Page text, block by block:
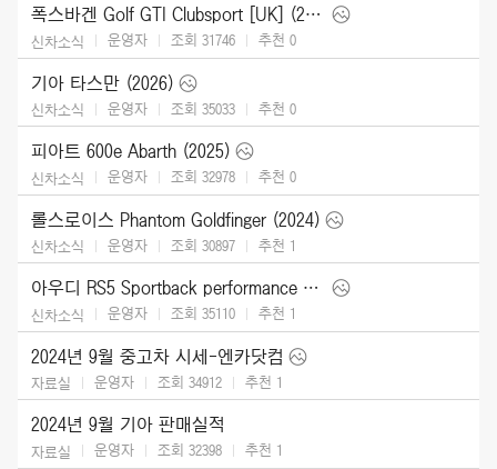
폭스바겐 Golf GTI Clubsport [UK] (2025)
신차소식 운영자 조회 31746 추천 0
기아 타스만 (2026)
신차소식 운영자 조회 35033 추천 0
피아트 600e Abarth (2025)
신차소식 운영자 조회 32978 추천 0
롤스로이스 Phantom Goldfinger (2024)
신차소식 운영자 조회 30897 추천 1
아우디 RS5 Sportback performance edition (2024)
신차소식 운영자 조회 35110 추천 1
2024년 9월 중고차 시세-엔카닷컴
자료실 운영자 조회 34912 추천 1
2024년 9월 기아 판매실적
자료실 운영자 조회 32398 추천 1